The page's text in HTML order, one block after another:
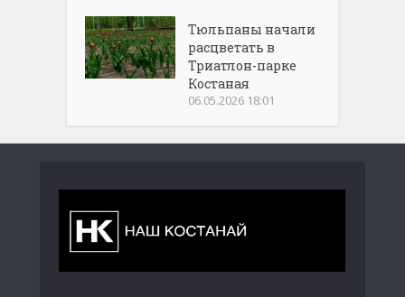
Тюльпаны начали
расцветать в
Триатлон-парке
Костаная
06.05.2026 18:01